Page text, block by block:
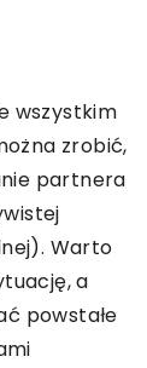
wszystkim
zrobić,
partnera
Warto
a
powstałe